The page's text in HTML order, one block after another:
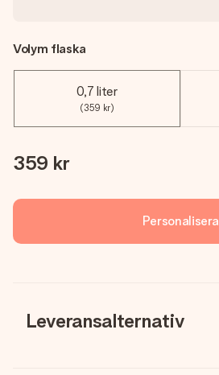
Volym flaska
0,7 liter
(359 kr)
359 kr
Personalisera
Leveransalternativ